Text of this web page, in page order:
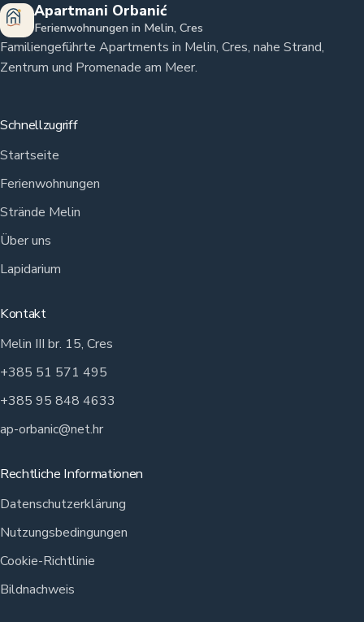
Apartmani Orbanić
Ferienwohnungen in Melin, Cres
Familiengeführte Apartments in Melin, Cres, nahe Strand,
Zentrum und Promenade am Meer.
Schnellzugriff
Startseite
Ferienwohnungen
Strände Melin
Über uns
Lapidarium
Kontakt
Melin III br. 15, Cres
+385 51 571 495
+385 95 848 4633
ap-orbanic@net.hr
Rechtliche Informationen
Datenschutzerklärung
Nutzungsbedingungen
Cookie-Richtlinie
Bildnachweis